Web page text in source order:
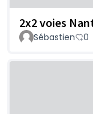
2x2 voies
Sébastien 0